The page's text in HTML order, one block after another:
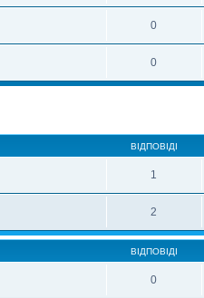
0
0
ВІДПОВІДІ
1
2
ВІДПОВІДІ
0